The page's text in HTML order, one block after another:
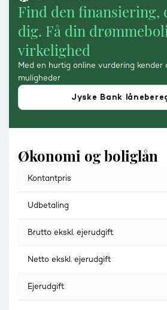
Find den finansiering,
dig. Få din
virkelighed
Med en hurtig online vurdering kender
muligheder
Jyske Bank
Økonomi og boliglån
Kontantpris
Udbetaling
Brutto ekskl. ejerudgift
Netto ekskl. ejerudgift
Ejerudgift